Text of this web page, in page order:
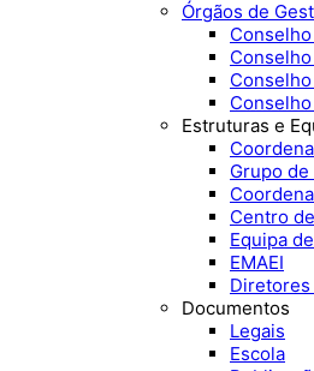
Órgãos de
Estruturas e
Grupo
Centro
Equipa
EMAEI
Diretores
Documentos
Legais
Escola